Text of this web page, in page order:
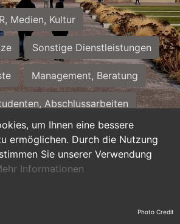
um Ihnen eine bessere
ermöglichen. Durch die Nutzung
Sie unserer Verwendung
Informationen
Medien, Kultur
Sonstige Dienstleistungen
Management, Beratung
Abschlussarbeiten
Assistenz, Sekretariat
und Nebenjobs
duale Ausbildung Photo Credit